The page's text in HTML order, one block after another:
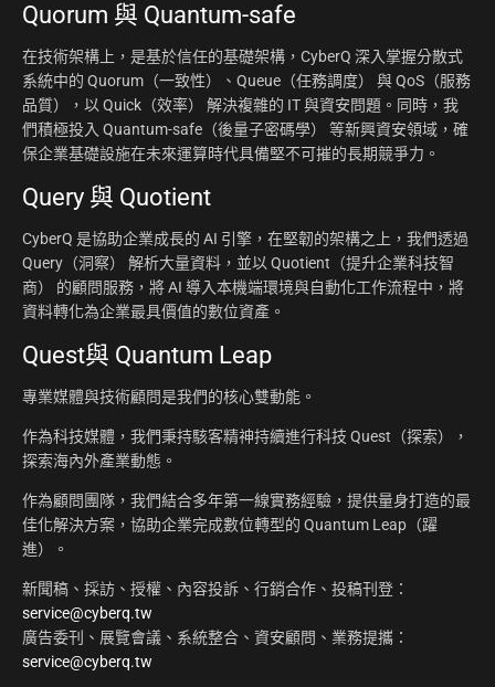
Quorum 與 Quantum-safe
在技術架構上，是基於信任的基礎架構，CyberQ 深入掌握分散式
系統中的 Quorum（一致性）、Queue（任務調度） 與 QoS（服務
品質），以 Quick（效率） 解決複雜的 IT 與資安問題。同時，我
們積極投入 Quantum-safe（後量子密碼學） 等新興資安領域，確
保企業基礎設施在未來運算時代具備堅不可摧的長期競爭力。
Query 與 Quotient
CyberQ 是協助企業成長的 AI 引擎，在堅韌的架構之上，我們透過
Query（洞察） 解析大量資料，並以 Quotient（提升企業科技智
商） 的顧問服務，將 AI 導入本機端環境與自動化工作流程中，將
資料轉化為企業最具價值的數位資產。
Quest與 Quantum Leap
專業媒體與技術顧問是我們的核心雙動能。
作為科技媒體，我們秉持駭客精神持續進行科技 Quest（探索），
探索海內外產業動態。
作為顧問團隊，我們結合多年第一線實務經驗，提供量身打造的最
佳化解決方案，協助企業完成數位轉型的 Quantum Leap（躍
進）。
新聞稿、採訪、授權、內容投訴、行銷合作、投稿刊登：
service@cyberq.tw
廣告委刊、展覽會議、系統整合、資安顧問、業務提攜：
service@cyberq.tw